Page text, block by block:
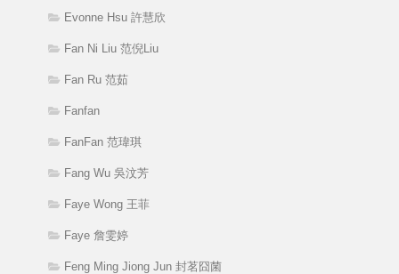
Evonne Hsu 許慧欣
Fan Ni Liu 范倪Liu
Fan Ru 范茹
Fanfan
FanFan 范瑋琪
Fang Wu 吳汶芳
Faye Wong 王菲
Faye 詹雯婷
Feng Ming Jiong Jun 封茗囧菌